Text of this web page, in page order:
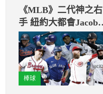
《MLB》二代神之右
手 紐約大都會Jacob
deGrom
棒球